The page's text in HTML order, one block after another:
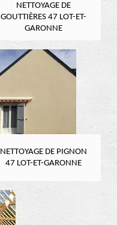
NETTOYAGE DE
GOUTTIÈRES 47 LOT-ET-
GARONNE
NETTOYAGE DE PIGNON
47 LOT-ET-GARONNE